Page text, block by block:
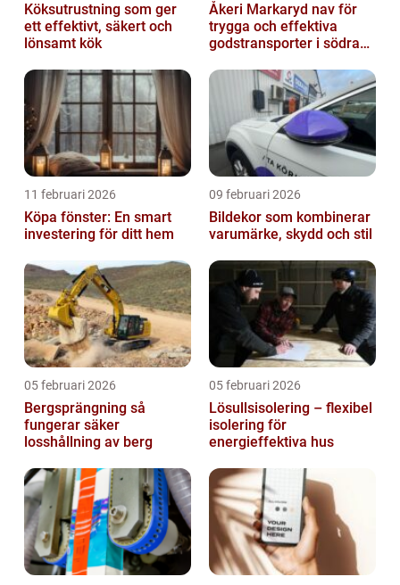
Köksutrustning som ger
ett effektivt, säkert och
lönsamt kök
Åkeri Markaryd nav för
trygga och effektiva
godstransporter i södra
11 februari 2026
Köpa fönster: En smart
investering för ditt hem
09 februari 2026
Bildekor som kombinerar
varumärke, skydd och stil
05 februari 2026
Bergsprängning så
fungerar säker
losshållning av berg
05 februari 2026
Lösullsisolering – flexibel
isolering för
energieffektiva hus